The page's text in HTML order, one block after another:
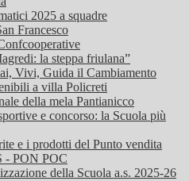
2025 a squadre
Francesco
la steppa friulana”
Vivi, Guida il Cambiamento
a villa Policreti
della mela Pantianicco
e concorso: la Scuola più
e i prodotti del Punto vendita
- PON POC
della Scuola a.s. 2025-26